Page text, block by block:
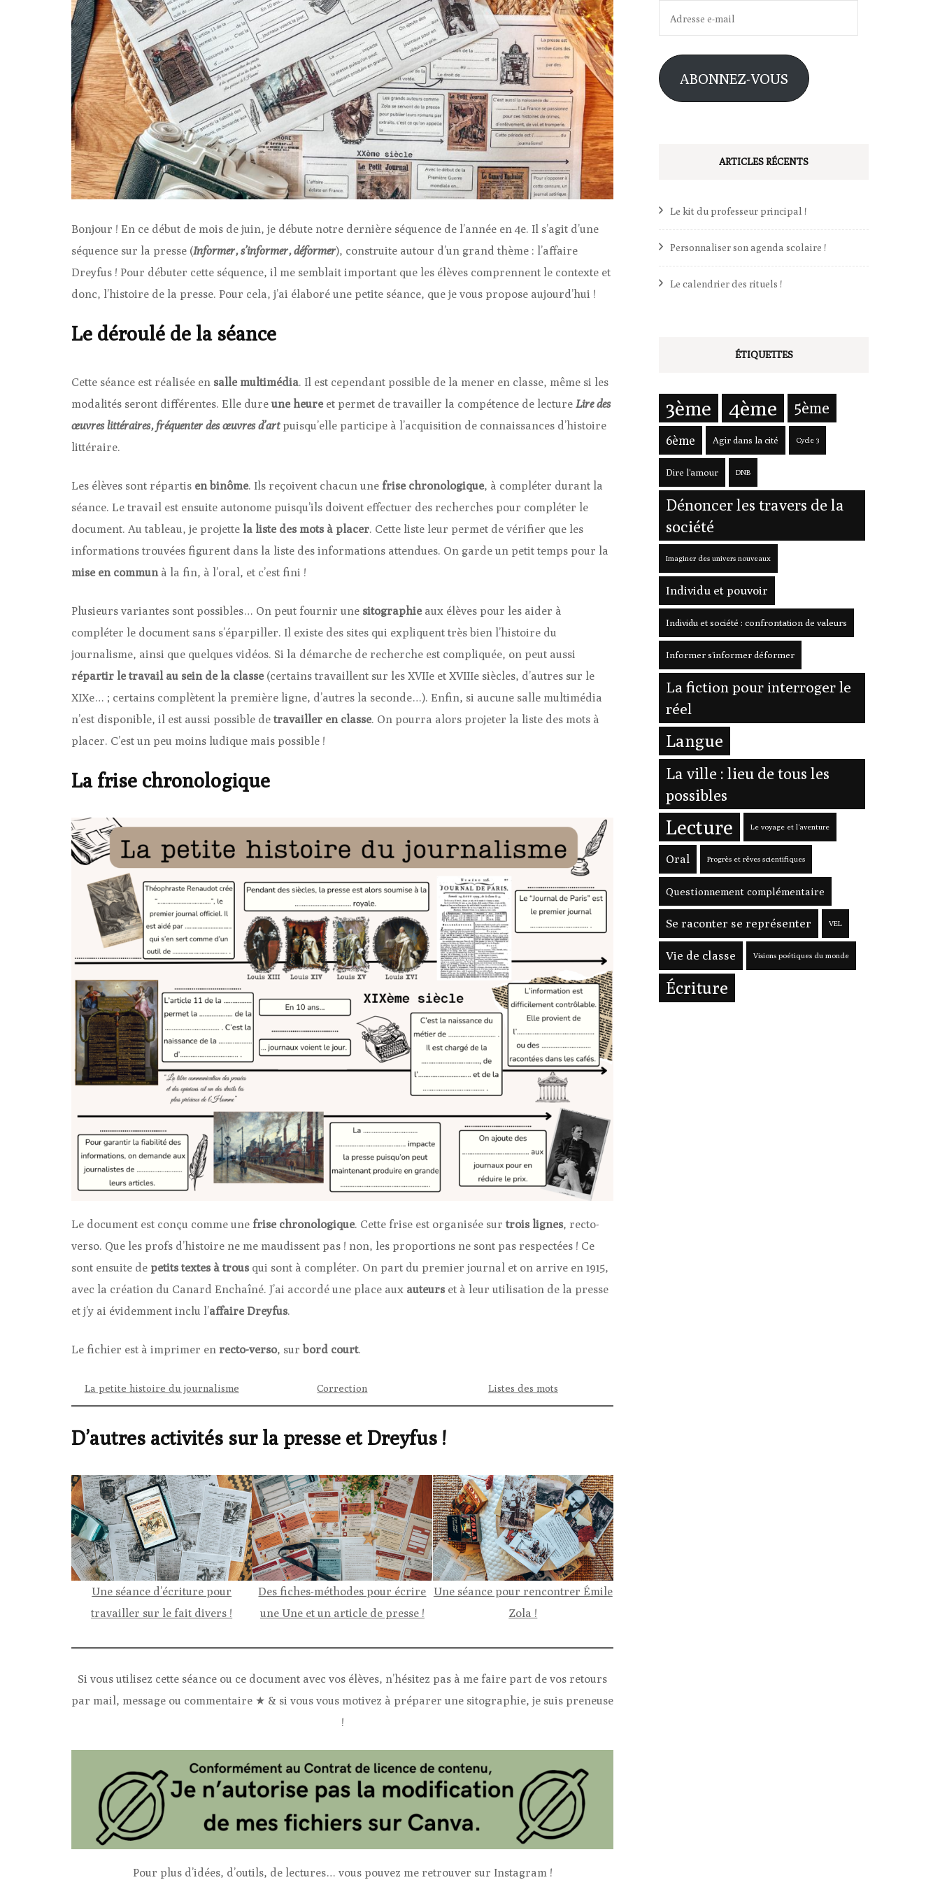
Bonjour ! En ce début de mois de juin, je débute notre dernière séquence de l’année en 4e. Il s’agit d’une
séquence sur la presse (Informer, s’informer, déformer), construite autour d’un grand thème : l’affaire
Dreyfus ! Pour débuter cette séquence, il me semblait important que les élèves comprennent le contexte et
donc, l’histoire de la presse. Pour cela, j’ai élaboré une petite séance, que je vous propose aujourd’hui !
Le déroulé de la séance
Cette séance est réalisée en salle multimédia. Il est cependant possible de la mener en classe, même si les
modalités seront différentes. Elle dureune heure et permet de travailler la compétence de lecture Lire des
œuvres littéraires, fréquenter des œuvres d’artpuisqu’elle participe à l’acquisition de connaissances d’histoire
littéraire.
Les élèves sont répartis en binôme. Ils reçoivent chacun une frise chronologique, à compléter durant la
séance. Le travail est ensuite autonome puisqu’ils doivent effectuer des recherches pour compléter le
document. Au tableau, je projette la liste des mots à placer. Cette liste leur permet de vérifier que les
informations trouvées figurent dans la liste des informations attendues. On garde un petit temps pour la
mise en commun à la fin, à l’oral, et c’est fini !
Plusieurs variantes sont possibles… On peut fournir une sitographie aux élèves pour les aider à
compléter le document sans s’éparpiller. Il existe des sites qui expliquent très bien l’histoire du
journalisme, ainsi que quelques vidéos. Si la démarche de recherche est compliquée, on peut aussi
répartir le travail au sein de la classe (certains travaillent sur les XVIIe et XVIIIe siècles, d’autres sur le
XIXe… ; certains complètent la première ligne, d’autres la seconde…). Enfin, si aucune salle multimédia
n’est disponible, il est aussi possible de travailler en classe. On pourra alors projeter la liste des mots à
placer. C’est un peu moins ludique mais possible !
La frise chronologique
Le document est conçu comme une frise chronologique. Cette frise est organisée sur trois lignes, recto-
verso. Que les profs d’histoire ne me maudissent pas ! non, les proportions ne sont pas respectées ! Ce
sont ensuite de petits textes à trous qui sont à compléter. On part du premier journal et on arrive en 1915,
avec la création du Canard Enchaîné. J’ai accordé une place aux auteurs et à leur utilisation de la presse
et j’y ai évidemment inclu l’affaire Dreyfus.
Le fichier est à imprimer en recto-verso, surbord court.
La petite histoire du journalisme Correction Listes des mots
D’autres activités sur la presse et Dreyfus !
Une séance d’écriture pour
travailler sur le fait divers !
Des fiches-méthodes pour écrire
une Une et un article de presse !
Une séance pour rencontrer Émile
Zola !
Si vous utilisez cette séance ou ce document avec vos élèves, n’hésitez pas à me faire part de vos retours
par mail, message ou commentaire ★ & si vous vous motivez à préparer une sitographie, je suis preneuse
!
Pour plus d’idées, d’outils, de lectures… vous pouvez me retrouver sur Instagram !
e-
mail
ABONNEZ-VOUS
ARTICLES RÉCENTS
Le kit du professeur principal !
Personnaliser son agenda scolaire !
Le calendrier des rituels !
ÉTIQUETTES
3ème 4ème 5ème
6ème Agir dans la cité Cycle 3
Dire l'amour DNB
Dénoncer les travers de la
société
Imaginer des univers nouveaux
Individu et pouvoir
Individu et société : confrontation de valeurs
Informer s'informer déformer
La fiction pour interroger le
réel
Langue
La ville : lieu de tous les
possibles
Lecture Le voyage et l'aventure
Oral Progrès et rêves scientifiques
Questionnement complémentaire
Se raconter se représenter VEL
Vie de classe Visions poétiques du monde
Écriture